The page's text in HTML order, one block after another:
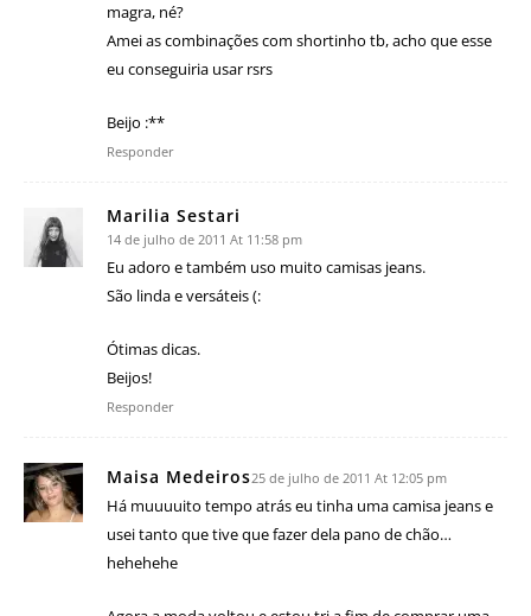
magra, né?
Amei as combinações com shortinho tb, acho que esse
eu conseguiria usar rsrs
Beijo :**
Responder
Marilia Sestari
14 de julho de 2011 At 11:58 pm
Eu adoro e também uso muito camisas jeans.
São linda e versáteis (:
Ótimas dicas.
Beijos!
Responder
Maisa Medeiros25 de julho de 2011 At 12:05 pm
Há muuuuito tempo atrás eu tinha uma camisa jeans e
usei tanto que tive que fazer dela pano de chão…
hehehehe